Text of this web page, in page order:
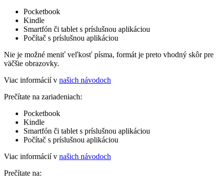
Pocketbook
Kindle
Smartfón či tablet s príslušnou aplikáciou
Počítač s príslušnou aplikáciou
Nie je možné meniť veľkosť písma, formát je preto vhodný skôr pre
väčšie obrazovky.
Viac informácií v našich návodoch
Prečítate na zariadeniach:
Pocketbook
Kindle
Smartfón či tablet s príslušnou aplikáciou
Počítač s príslušnou aplikáciou
Viac informácií v našich návodoch
Prečítate na: